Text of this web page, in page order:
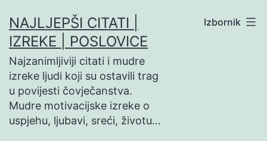
na
sadržaj
NAJLJEPŠI CITATI |
IZREKE | POSLOVICE
Najzanimljiviji citati i mudre
izreke ljudi koji su ostavili trag
u povijesti čovječanstva.
Mudre motivacijske izreke o
uspjehu, ljubavi, sreći, životu…
Izbornik